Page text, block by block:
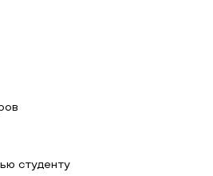
студенту